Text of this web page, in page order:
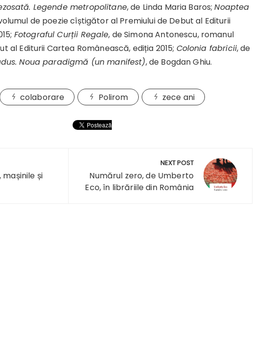
Legende metropolitane, de Linda Maria Baros;Noaptea
de poezie cîștigător al Premiului de Debut al Editurii
Fotograful Curții Regale, de Simona Antonescu, romanul
al Editurii Cartea Românească, ediția 2015; Colonia fabricii, de
Noua paradigmă (un manifest), de Bogdan Ghiu.
colaborare Polirom zece ani
mașinile și
NEXT POST
Numărul zero, de Umberto
Eco, în librăriile din România